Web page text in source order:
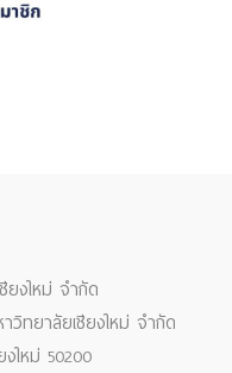
งใหม่ จำกัด
ทยาลัยเชียงใหม่ จำกัด
ใหม่ 50200